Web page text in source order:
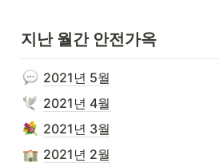
지난 월간 안전가옥
2021년 5월
2021년 4월
2021년 3월
2021년 2월